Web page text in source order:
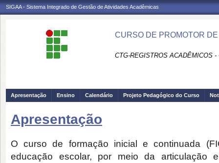
SIGAA - Sistema Integrado de Gestão de Atividades Acadêmicas
CURSO DE PROMOTOR
CTG-REGISTROS ACADÊMICOS -
Apresentação Ensino Calendário Projeto Pedagógico do Curso
Apresentação
O curso de formação inicial e continuada
educação escolar, por meio da articulação